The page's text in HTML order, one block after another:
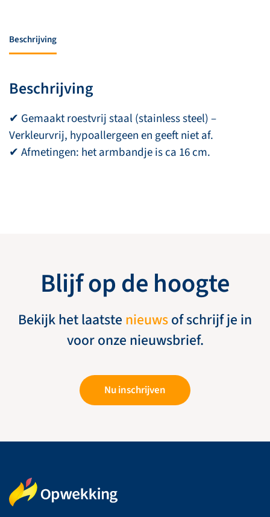
Beschrijving
Beschrijving
✔ Gemaakt roestvrij staal (stainless steel) –
Verkleurvrij, hypoallergeen en geeft niet af.
✔ Afmetingen: het armbandje is ca 16 cm.
Blijf op de hoogte
Bekijk het laatste nieuwsof schrijf je in
voor onze nieuwsbrief.
Nu inschrijven